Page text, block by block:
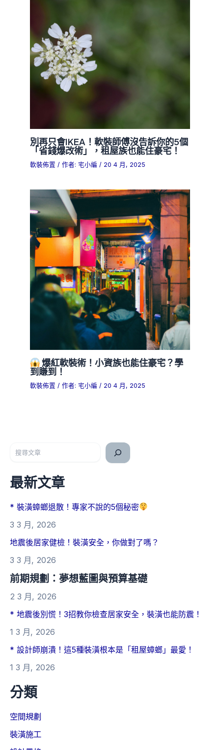
別再只會IKEA！軟裝師傅沒告訴你的5個
「省錢爆改術」，租屋族也能住豪宅！
軟裝佈置 / 作者: 宅小編 / 20 4 月, 2025
爆紅軟裝術！小資族也能住豪宅？學
到賺到！
軟裝佈置 / 作者: 宅小編 / 20 4 月, 2025
最新文章
* 裝潢蟑螂退散！專家不說的5個秘密
3 3 月, 2026
地震後居家健檢！裝潢安全，你做對了嗎？
3 3 月, 2026
前期規劃：夢想藍圖與預算基礎
2 3 月, 2026
* 地震後別慌！3招教你檢查居家安全，裝潢也能防震！
1 3 月, 2026
* 設計師崩潰！這5種裝潢根本是「租屋蟑螂」最愛！
1 3 月, 2026
分類
空間規劃
裝潢施工